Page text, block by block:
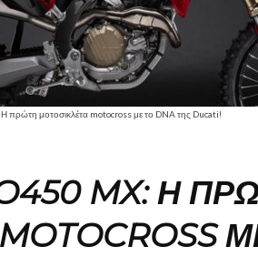
πρώτη μοτοσικλέτα motocross με το DNA της Ducati!
MX: Η